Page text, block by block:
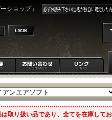
ショップ」
取り扱い品であり、全てを在庫してお